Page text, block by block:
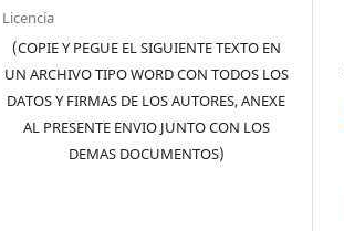
Licencia
(COPIE Y PEGUE EL SIGUIENTE TEXTO EN
UN ARCHIVO TIPO WORD CON TODOS LOS
DATOS Y FIRMAS DE LOS AUTORES, ANEXE
AL PRESENTE ENVIO JUNTO CON LOS
DEMAS DOCUMENTOS)